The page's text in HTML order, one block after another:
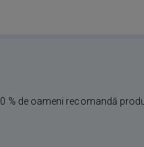
0 % de oameni recomandă